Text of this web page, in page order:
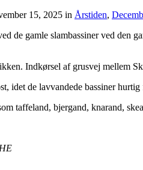
15, 2025 in Årstiden,
de gamle slambassiner ved
Indkørsel af grusvej mellem
idet de lavvandede bassiner hurtig
taffeland, bjergand, knarand,